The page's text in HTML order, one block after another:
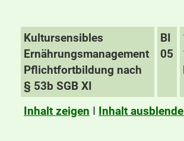
Kultursensibles
Ernährungsmanagement
Pflichtfortbildung nach
§ 53b SGB XI
BI
05
Inhalt zeigen I Inhalt